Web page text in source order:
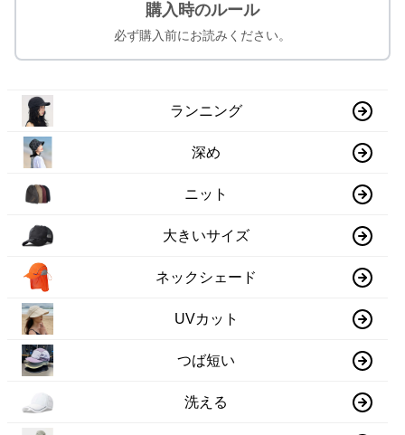
購入時のルール
必ず購入前にお読みください。
ランニング
深め
ニット
大きいサイズ
ネックシェード
UVカット
つば短い
洗える